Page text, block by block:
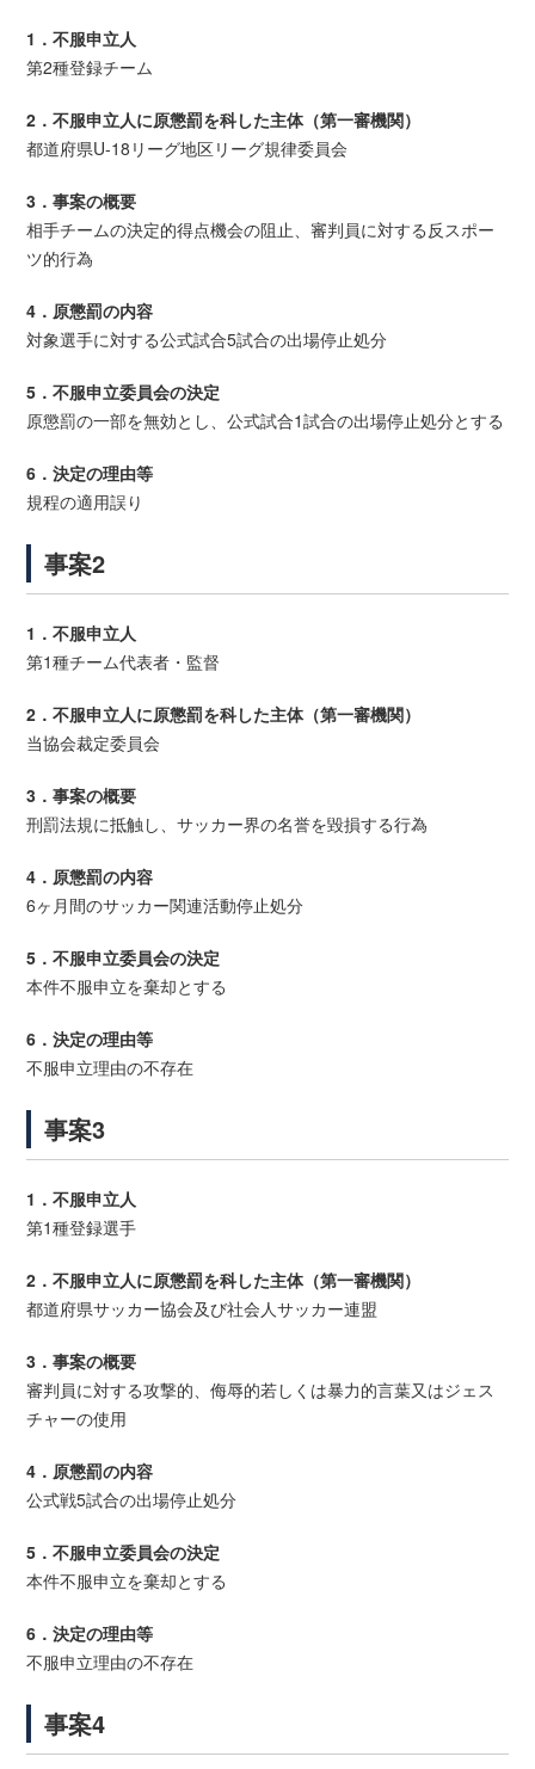
1．不服申立人
第2種登録チーム
2．不服申立人に原懲罰を科した主体（第一審機関）
都道府県U-18リーグ地区リーグ規律委員会
3．事案の概要
相手チームの決定的得点機会の阻止、審判員に対する反スポー
ツ的行為
4．原懲罰の内容
対象選手に対する公式試合5試合の出場停止処分
5．不服申立委員会の決定
原懲罰の一部を無効とし、公式試合1試合の出場停止処分とする
6．決定の理由等
規程の適用誤り
事案2
1．不服申立人
第1種チーム代表者・監督
2．不服申立人に原懲罰を科した主体（第一審機関）
当協会裁定委員会
3．事案の概要
刑罰法規に抵触し、サッカー界の名誉を毀損する行為
4．原懲罰の内容
6ヶ月間のサッカー関連活動停止処分
5．不服申立委員会の決定
本件不服申立を棄却とする
6．決定の理由等
不服申立理由の不存在
事案3
1．不服申立人
第1種登録選手
2．不服申立人に原懲罰を科した主体（第一審機関）
都道府県サッカー協会及び社会人サッカー連盟
3．事案の概要
審判員に対する攻撃的、侮辱的若しくは暴力的言葉又はジェス
チャーの使用
4．原懲罰の内容
公式戦5試合の出場停止処分
5．不服申立委員会の決定
本件不服申立を棄却とする
6．決定の理由等
不服申立理由の不存在
事案4